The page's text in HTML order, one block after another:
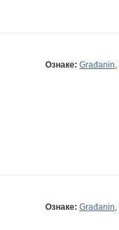
Ознаке: Građanin,
Ознаке: Građanin,